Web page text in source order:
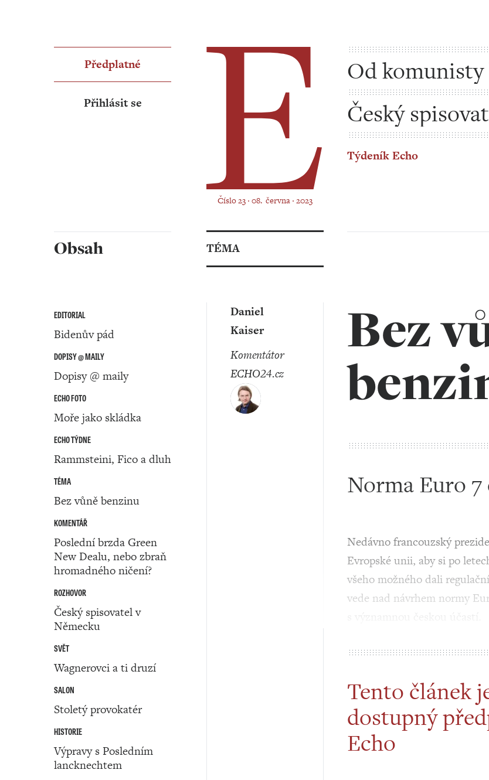
Číslo 23 ‧ 08. června ‧ 2023
Od komunisty
komunistovi
Český
Německu
Týdeník Echo
Předplatné
Přihlásit se
Obsah
EDITORIAL
Bidenův pád
DOPISY @ MAILY
Dopisy @ maily
ECHO FOTO
Moře jako skládka
ECHO TÝDNE
Rammsteini, Fico a dluh
TÉMA
Bez vůně benzinu
KOMENTÁŘ
Poslední brzda Green
New Dealu, nebo zbraň
hromadného ničení?
ROZHOVOR
Český spisovatel v
Německu
SVĚT
Wagnerovci a ti druzí
SALON
Stoletý provokatér
HISTORIE
Výpravy s Posledním
lancknechtem
TÉMA
Bez
Norma Euro
Daniel
Kaiser
komentátor
ECHO24.cz
Nedávno francouzský
Evropské unii, aby si po
všeho možného dali
vede nad návrhem normy
Tento článek
dostupný
Echo